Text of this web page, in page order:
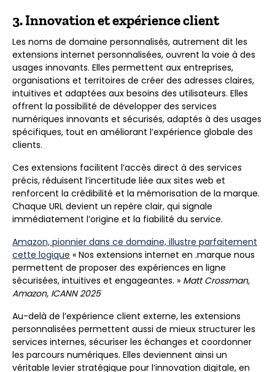
3. Innovation et expérience client
Les noms de domaine personnalisés, autrement dit les
extensions internet personnalisées, ouvrent la voie à des
usages innovants. Elles permettent aux entreprises,
organisations et territoires de créer des adresses claires,
intuitives et adaptées aux besoins des utilisateurs. Elles
offrent la possibilité de développer des services
numériques innovants et sécurisés, adaptés à des usages
spécifiques, tout en améliorant l’expérience globale des
clients.
Ces extensions facilitent l’accès direct à des services
précis, réduisent l’incertitude liée aux sites web et
renforcent la crédibilité et la mémorisation de la marque.
Chaque URL devient un repère clair, qui signale
immédiatement l’origine et la fiabilité du service.
Amazon, pionnier dans ce domaine, illustre parfaitement
cette logique « Nos extensions internet en .marque nous
permettent de proposer des expériences en ligne
sécurisées, intuitives et engageantes. » Matt Crossman,
Amazon, ICANN 2025
Au-delà de l’expérience client externe, les extensions
personnalisées permettent aussi de mieux structurer les
services internes, sécuriser les échanges et coordonner
les parcours numériques. Elles deviennent ainsi un
véritable levier stratégique pour l’innovation digitale, en